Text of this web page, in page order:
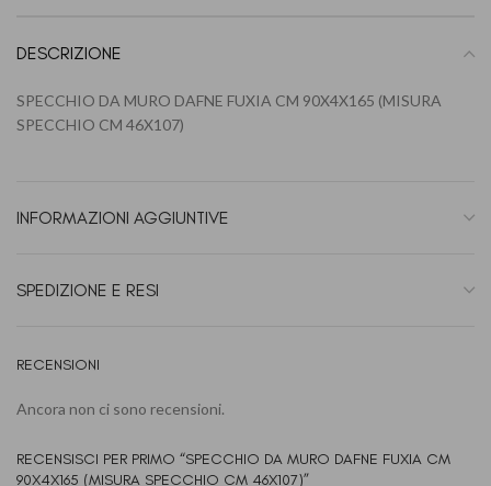
DESCRIZIONE
SPECCHIO DA MURO DAFNE FUXIA CM 90X4X165 (MISURA
SPECCHIO CM 46X107)
INFORMAZIONI AGGIUNTIVE
SPEDIZIONE E RESI
RECENSIONI
Ancora non ci sono recensioni.
RECENSISCI PER PRIMO “SPECCHIO DA MURO DAFNE FUXIA CM
90X4X165 (MISURA SPECCHIO CM 46X107)”